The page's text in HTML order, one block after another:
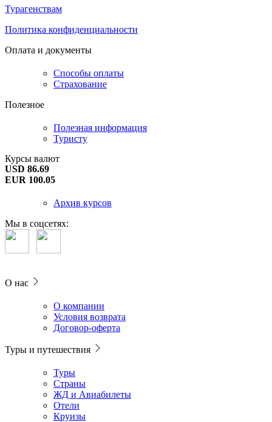
Турагенствам
Политика конфиденциальности
Оплата и документы
Способы оплаты
Страхование
Полезное
Полезная информация
Туристу
Курсы валют
USD 86.69
EUR 100.05
Архив курсов
Мы в соцсетях:
О нас
О компании
Условия возврата
Договор-оферта
Туры и путешествия
Туры
Страны
ЖД и Авиабилеты
Отели
Круизы